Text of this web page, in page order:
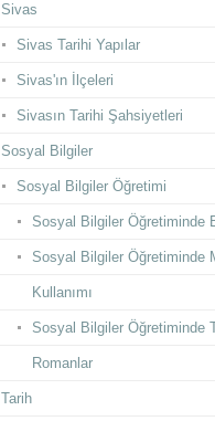
Sivas
Sivas Tarihi Yapılar
Sivas'ın İlçeleri
Sivasın Tarihi Şahsiyetleri
Sosyal Bilgiler
Sosyal Bilgiler Öğretimi
Sosyal Bilgiler Öğretiminde
Sosyal Bilgiler Öğretiminde
Kullanımı
Sosyal Bilgiler Öğretiminde
Romanlar
Tarih